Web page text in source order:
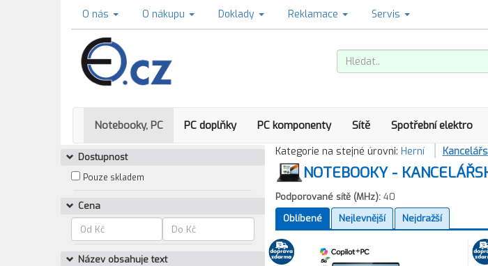
O nás O nákupu Doklady Reklamace Servis
Notebooky, PC PC doplňky PC komponenty Sítě Spotřební elektro
Dostupnost
Pouze skladem
Cena
Název obsahuje text
Kategorie na stejné úrovni: Herní
NOTEBOOKY -
Podporované sítě (MHz):40
Oblíbené
Nejlevnější Nejdražší